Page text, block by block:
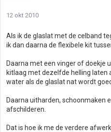
12 okt 2010
Als ik de glaslat met de celband
ik dan daarna de flexibele kit
Daarna met een vinger of doekje
kitlaag met dezelfde helling laten
water als de glaslat nat wordt
Daarna uitharden, schoonmaken
afschilderen.
Dat is hoe ik me de verdere